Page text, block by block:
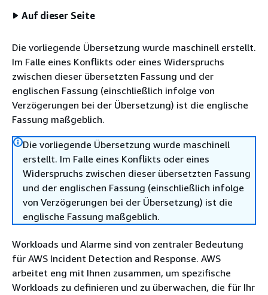
Auf dieser Seite
Die vorliegende Übersetzung wurde maschinell erstellt.
Im Falle eines Konflikts oder eines Widerspruchs
zwischen dieser übersetzten Fassung und der
englischen Fassung (einschließlich infolge von
Verzögerungen bei der Übersetzung) ist die englische
Fassung maßgeblich.
Die vorliegende Übersetzung wurde maschinell
erstellt. Im Falle eines Konflikts oder eines
Widerspruchs zwischen dieser übersetzten Fassung
und der englischen Fassung (einschließlich infolge
von Verzögerungen bei der Übersetzung) ist die
englische Fassung maßgeblich.
Workloads und Alarme sind von zentraler Bedeutung
für AWS Incident Detection and Response. AWS
arbeitet eng mit Ihnen zusammen, um spezifische
Workloads zu definieren und zu überwachen, die für Ihr